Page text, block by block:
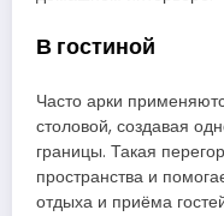
В гостиной
Часто арки
столовой, создавая
границы. Такая
пространства и
отдыха и приёма